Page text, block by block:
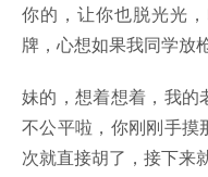
你的，让你也脱光光
牌，心想如果我同学放
妹的，想着想着，我的
不公平啦，你刚刚手摸
次就直接胡了，接下来